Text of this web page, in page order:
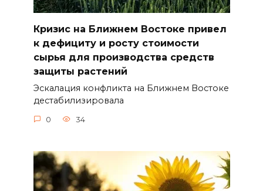
Кризис на Ближнем Востоке привел
к дефициту и росту стоимости
сырья для производства средств
защиты растений
Эскалация конфликта на Ближнем Востоке
дестабилизировала
0 34